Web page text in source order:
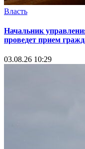
Власть
Начальник
проведет прием
03.08.26 10:29